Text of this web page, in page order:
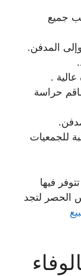
جميع
المدفن.
عالية .
حراسة
للجمعيات
فيها
الحصر لتجد